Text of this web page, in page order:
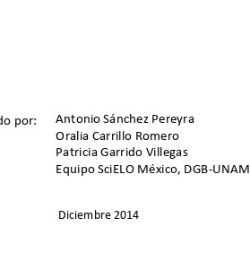
Antonio Sánchez Pereyra
Oralia Carrillo Romero
Patricia Garrido Villegas
Equipo SciELO México, DGB-UNAM
por:
Diciembre 2014